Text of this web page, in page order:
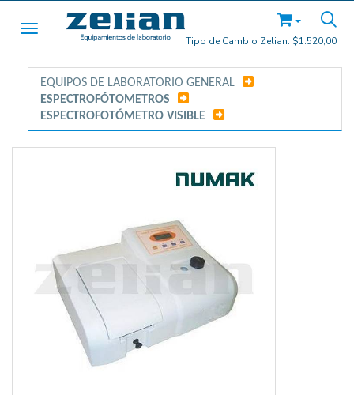
Tipo de Cambio Zelian: $1.520,00
Toggle navigation
EQUIPOS DE LABORATORIO GENERAL
ESPECTROFÓTOMETROS
ESPECTROFOTÓMETRO VISIBLE